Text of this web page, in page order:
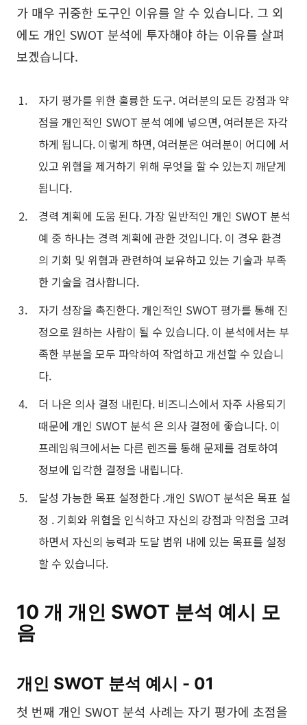
AI SMART 목표
AI BCG 매트릭스
AI 프레젠테이션
AI 이력서 작성기
탐구
템플릿
다운로드
업데이트 일기
학습
가이드
기업
기업 버전
프라이빗 네트워크 배포
가격
가 매우 귀중한 도구인 이유를 알 수 있습니다. 그 외
에도 개인 SWOT 분석에 투자해야 하는 이유를 살펴
보겠습니다.
자기 평가를 위한 훌륭한 도구. 여러분의 모든 강점과 약
점을 개인적인 SWOT 분석 예에 넣으면, 여러분은 자각
하게 됩니다. 이렇게 하면, 여러분은 여러분이 어디에 서
있고 위협을 제거하기 위해 무엇을 할 수 있는지 깨닫게
됩니다.
경력 계획에 도움 된다. 가장 일반적인 개인 SWOT 분석
예 중 하나는 경력 계획에 관한 것입니다. 이 경우 환경
의 기회 및 위협과 관련하여 보유하고 있는 기술과 부족
한 기술을 검사합니다.
자기 성장을 촉진한다. 개인적인 SWOT 평가를 통해 진
정으로 원하는 사람이 될 수 있습니다. 이 분석에서는 부
족한 부분을 모두 파악하여 작업하고 개선할 수 있습니
다.
더 나은 의사 결정 내린다. 비즈니스에서 자주 사용되기
때문에 개인 SWOT 분석 은 의사 결정에 좋습니다. 이
프레임워크에서는 다른 렌즈를 통해 문제를 검토하여
정보에 입각한 결정을 내립니다.
달성 가능한 목표 설정한다 .개인 SWOT 분석은 목표 설
정 . 기회와 위협을 인식하고 자신의 강점과 약점을 고려
하면서 자신의 능력과 도달 범위 내에 있는 목표를 설정
할 수 있습니다.
10 개 개인 SWOT 분석 예시 모
음
개인 SWOT 분석 예시 - 01
첫 번째 개인 SWOT 분석 사례는 자기 평가에 초점을